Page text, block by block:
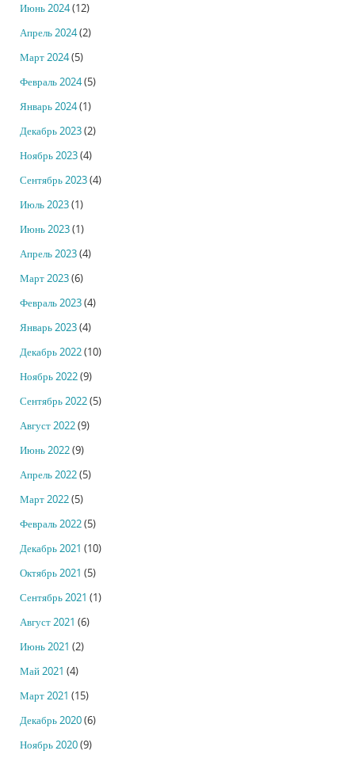
Июнь 2024(12)
Апрель 2024(2)
Март 2024(5)
Февраль 2024(5)
Январь 2024(1)
Декабрь 2023(2)
Ноябрь 2023(4)
Сентябрь 2023(4)
Июль 2023(1)
Июнь 2023(1)
Апрель 2023(4)
Март 2023(6)
Февраль 2023(4)
Январь 2023(4)
Декабрь 2022(10)
Ноябрь 2022(9)
Сентябрь 2022(5)
Август 2022(9)
Июнь 2022(9)
Апрель 2022(5)
Март 2022(5)
Февраль 2022(5)
Декабрь 2021 (10)
Октябрь 2021 (5)
Сентябрь 2021 (1)
Август 2021 (6)
Июнь 2021 (2)
Май 2021 (4)
Март 2021 (15)
Декабрь 2020(6)
Ноябрь 2020(9)